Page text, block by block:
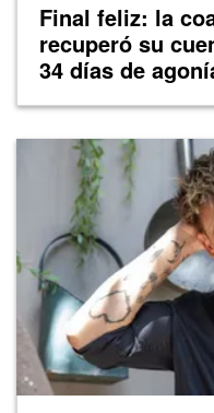
Final feliz: la
recuperó su
34 días de